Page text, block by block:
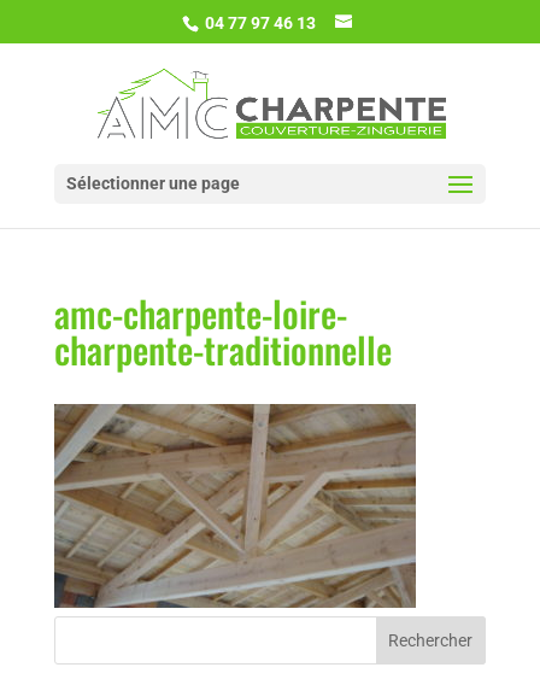
04 77 97 46 13
Sélectionner une page
amc-charpente-loire-
charpente-traditionnelle